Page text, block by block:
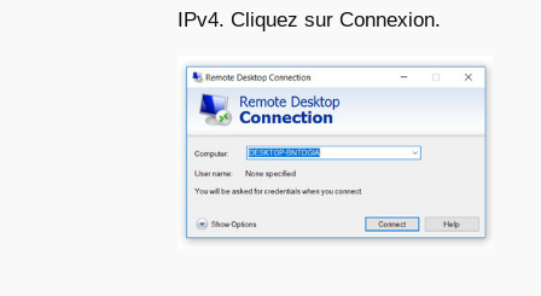
IPv4. Cliquez sur Connexion.